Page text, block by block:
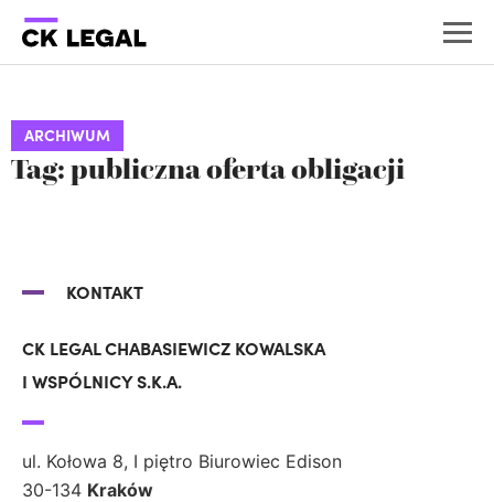
ARCHIWUM
Tag: publiczna oferta obligacji
KONTAKT
CK LEGAL CHABASIEWICZ KOWALSKA
I WSPÓLNICY S.K.A.
ul. Kołowa 8, I piętro Biurowiec Edison
30-134 Kraków